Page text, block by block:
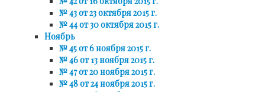
№ 43 от 23 октября 2015 г.
№ 44 от 30 октября 2015 г.
Ноябрь
№ 45 от 6 ноября 2015 г.
№ 46 от 13 ноября 2015 г.
№ 47 от 20 ноября 2015 г.
№ 48 от 24 ноября 2015 г.